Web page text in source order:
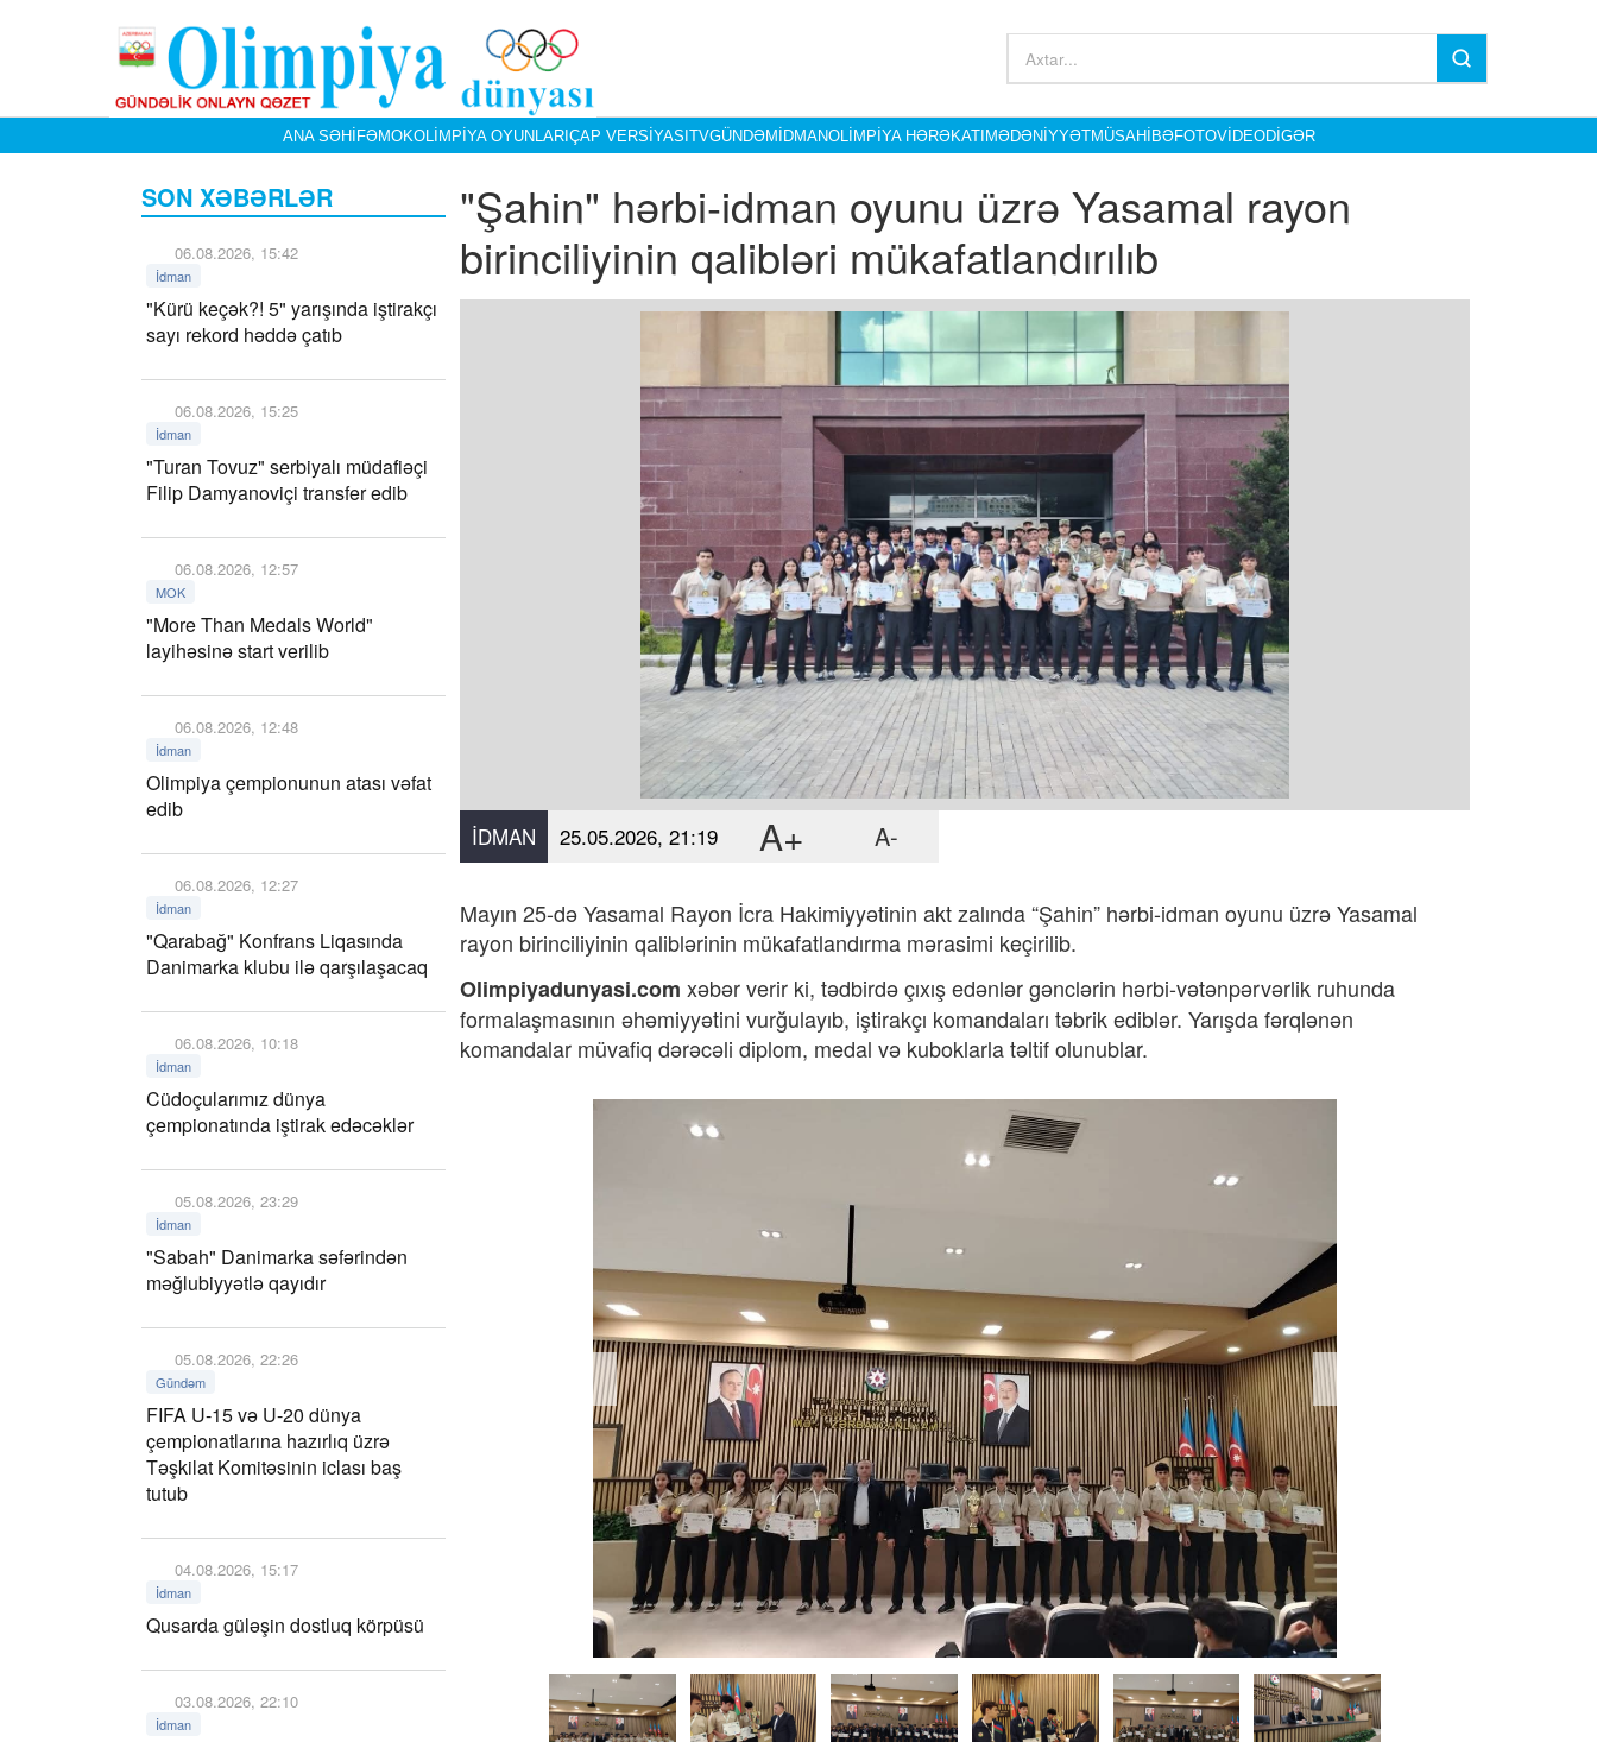
ANA SƏHIFƏMOKOLIMPIYA OYUNLARIÇAP VERSIYASITVGÜNDƏMİDMANOLIMPIYA HƏRƏKATIMƏDƏNIYYƏTMÜSAHIBƏFOTOVIDEODIGƏR
SON XƏBƏRLƏR
06.08.2026, 15:42
İdman
"Kürü keçək?! 5" yarışında iştirakçı
sayı rekord həddə çatıb
06.08.2026, 15:25
İdman
"Turan Tovuz" serbiyalı müdafiəçi
Filip Damyanoviçi transfer edib
06.08.2026, 12:57
MOK
"More Than Medals World"
layihəsinə start verilib
06.08.2026, 12:48
İdman
Olimpiya çempionunun atası vəfat
edib
06.08.2026, 12:27
İdman
"Qarabağ" Konfrans Liqasında
Danimarka klubu ilə qarşılaşacaq
06.08.2026, 10:18
İdman
Cüdoçularımız dünya
çempionatında iştirak edəcəklər
05.08.2026, 23:29
İdman
"Sabah" Danimarka səfərindən
məğlubiyyətlə qayıdır
05.08.2026, 22:26
Gündəm
FIFA U-15 və U-20 dünya
çempionatlarına hazırlıq üzrə
Təşkilat Komitəsinin iclası baş
tutub
04.08.2026, 15:17
İdman
Qusarda güləşin dostluq körpüsü
03.08.2026, 22:10
İdman
"Şahin" hərbi-idman oyunu üzrə Yasamal rayon
birinciliyinin qalibləri mükafatlandırılıb
İDMAN 25.05.2026, 21:19 A+ A-
Mayın 25-də Yasamal Rayon İcra Hakimiyyətinin akt zalında “Şahin” hərbi-idman oyunu üzrə Yasamal
rayon birinciliyinin qaliblərinin mükafatlandırma mərasimi keçirilib.
Olimpiyadunyasi.com xəbər verir ki, tədbirdə çıxış edənlər gənclərin hərbi-vətənpərvərlik ruhunda
formalaşmasının əhəmiyyətini vurğulayıb, iştirakçı komandaları təbrik ediblər. Yarışda fərqlənən
komandalar müvafiq dərəcəli diplom, medal və kuboklarla təltif olunublar.